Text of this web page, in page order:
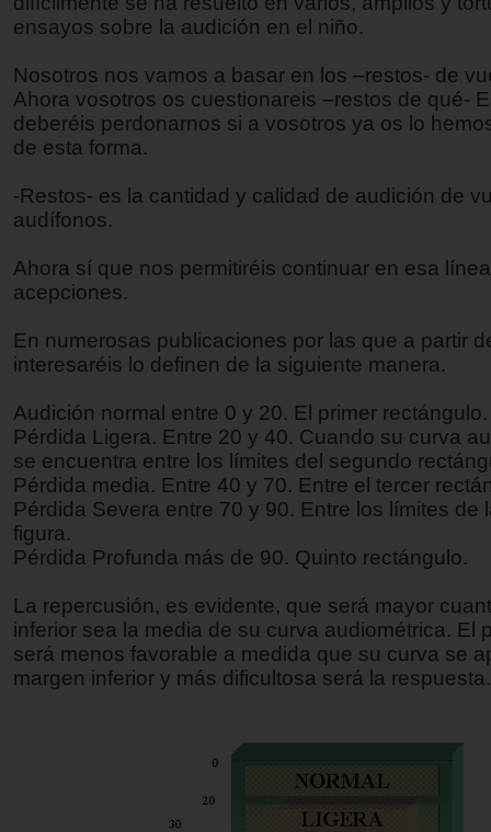
ensayos sobre la audición en el niño.
Nosotros nos vamos a basar en los –restos- de
Ahora vosotros os cuestionareis –restos de qué-
deberéis perdonarnos si a vosotros ya os lo
de esta forma.
-Restos- es la cantidad y calidad de audición de
audífonos.
Ahora sí que nos permitiréis continuar en esa
acepciones.
En numerosas publicaciones por las que a partir
interesaréis lo definen de la siguiente manera.
Audición normal entre 0 y 20. El primer rectángulo.
Pérdida Ligera. Entre 20 y 40. Cuando su curva
se encuentra entre los límites del segundo
Pérdida media. Entre 40 y 70. Entre el tercer
Pérdida Severa entre 70 y 90. Entre los límites de
figura.
Pérdida Profunda más de 90. Quinto rectángulo.
La repercusión, es evidente, que será mayor
inferior sea la media de su curva audiométrica. El
será menos favorable a medida que su curva se
margen inferior y más dificultosa será la respuesta.